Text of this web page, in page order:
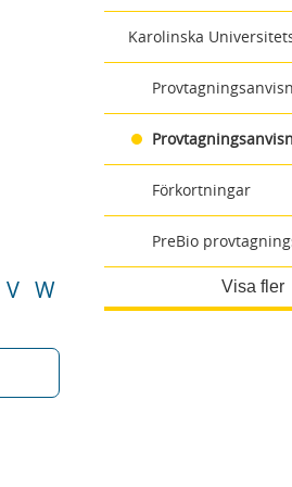
Karolinska
Förkortningar
PreBio
Visa fler
V W